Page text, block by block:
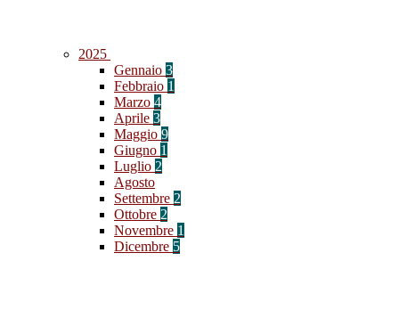
2025
Gennaio 3
Febbraio 1
Marzo 4
Aprile 3
Maggio 9
Giugno 1
Luglio 2
Agosto
Settembre 2
Ottobre 2
Novembre 1
Dicembre 5